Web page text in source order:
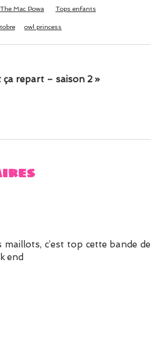
des défis
The Mac Powa Tops enfants
owl princess
repart – saison 2 »
c’est top cette bande de
end